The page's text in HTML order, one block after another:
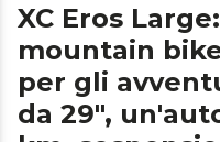
XC Eros
mountain
per gli
da 29",